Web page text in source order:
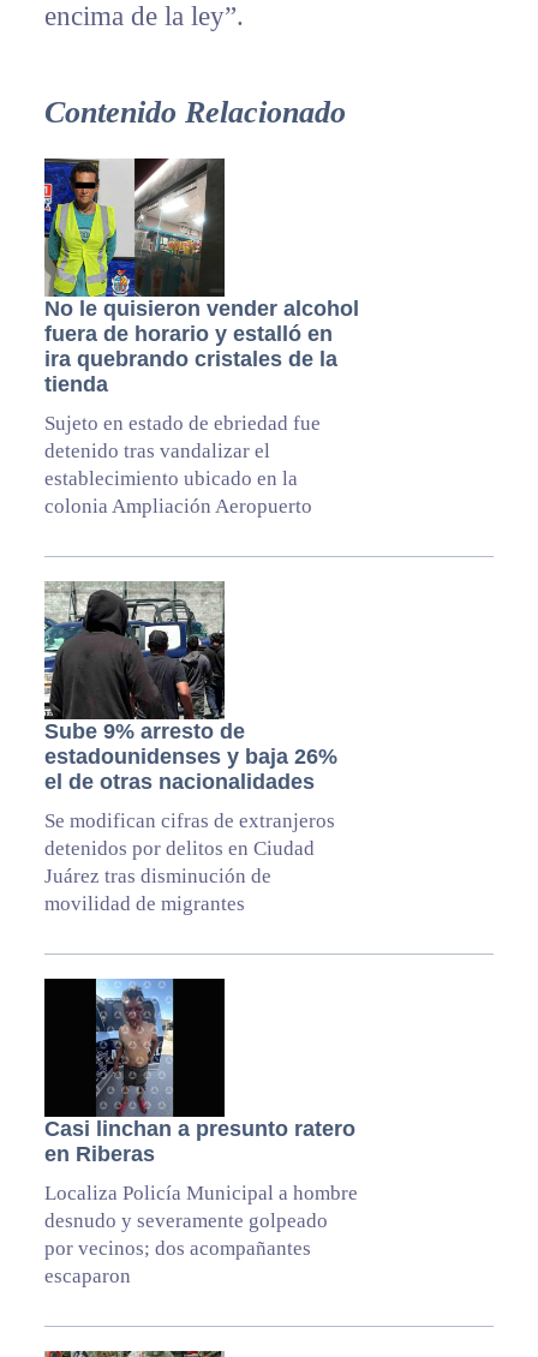
encima de la ley”.
Contenido Relacionado
No le quisieron vender alcohol
fuera de horario y estalló en
ira quebrando cristales de la
tienda
Sujeto en estado de ebriedad fue
detenido tras vandalizar el
establecimiento ubicado en la
colonia Ampliación Aeropuerto
Sube 9% arresto de
estadounidenses y baja 26%
el de otras nacionalidades
Se modifican cifras de extranjeros
detenidos por delitos en Ciudad
Juárez tras disminución de
movilidad de migrantes
Casi linchan a presunto ratero
en Riberas
Localiza Policía Municipal a hombre
desnudo y severamente golpeado
por vecinos; dos acompañantes
escaparon